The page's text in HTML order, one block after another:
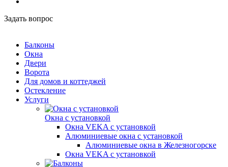
Задать вопрос
Балконы
Окна
Двери
Ворота
Для домов и коттеджей
Остекление
Услуги
Окна с установкой
Окна VEKA с установкой
Алюминиевые окна с установкой
Алюминиевые окна в Железногорске
Окна VEKA с установкой